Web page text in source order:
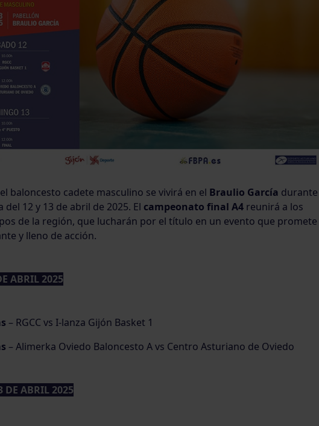
baloncesto cadete masculino se vivirá en el Braulio García durante
del 12 y 13 de abril de 2025. El campeonato final A4reunirá a los
de la región, que lucharán por el título en un evento que promete
y lleno de acción.
ABRIL 2025
– RGCC vs I-lanza Gijón Basket 1
– Alimerka Oviedo Baloncesto A vs Centro Asturiano de Oviedo
DE ABRIL 2025